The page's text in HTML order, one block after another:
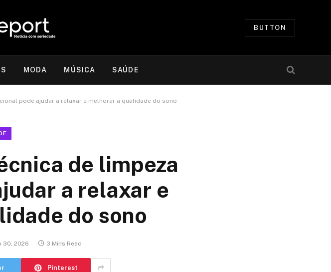
BUTTON
MODA MÚSICA SAÚDE
pode ajudar a relaxar e melhorar a qualidade do sono
de limpeza
a relaxar e
do sono
30, 2026 3 Mins Read
Pinterest